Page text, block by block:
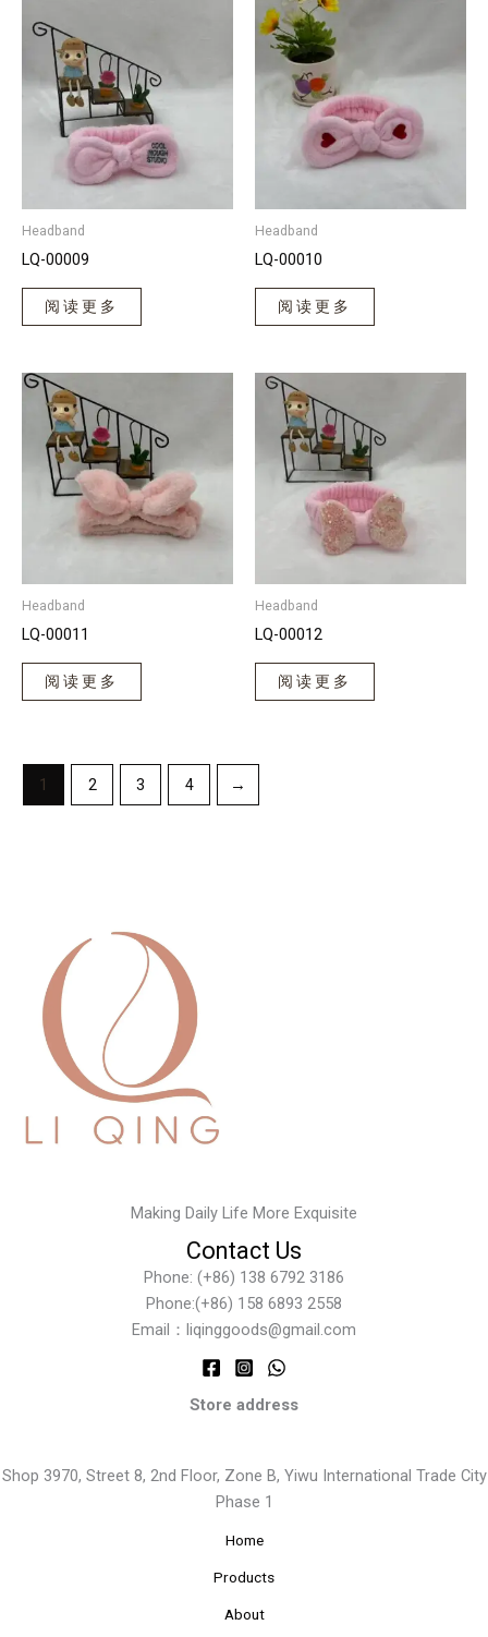
Headband
LQ-00009
阅读更多
Headband
LQ-00010
阅读更多
Headband
LQ-00011
阅读更多
Headband
LQ-00012
阅读更多
1 2 3 4 →
Making Daily Life More Exquisite
Contact Us
Phone: (+86) 138 6792 3186
Phone:(+86) 158 6893 2558
Email：liqinggoods@gmail.com
Store address
Shop 3970, Street 8, 2nd Floor, Zone B, Yiwu International Trade City
Phase 1
Home
Products
About